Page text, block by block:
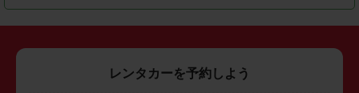
レンタカーを予約しよう